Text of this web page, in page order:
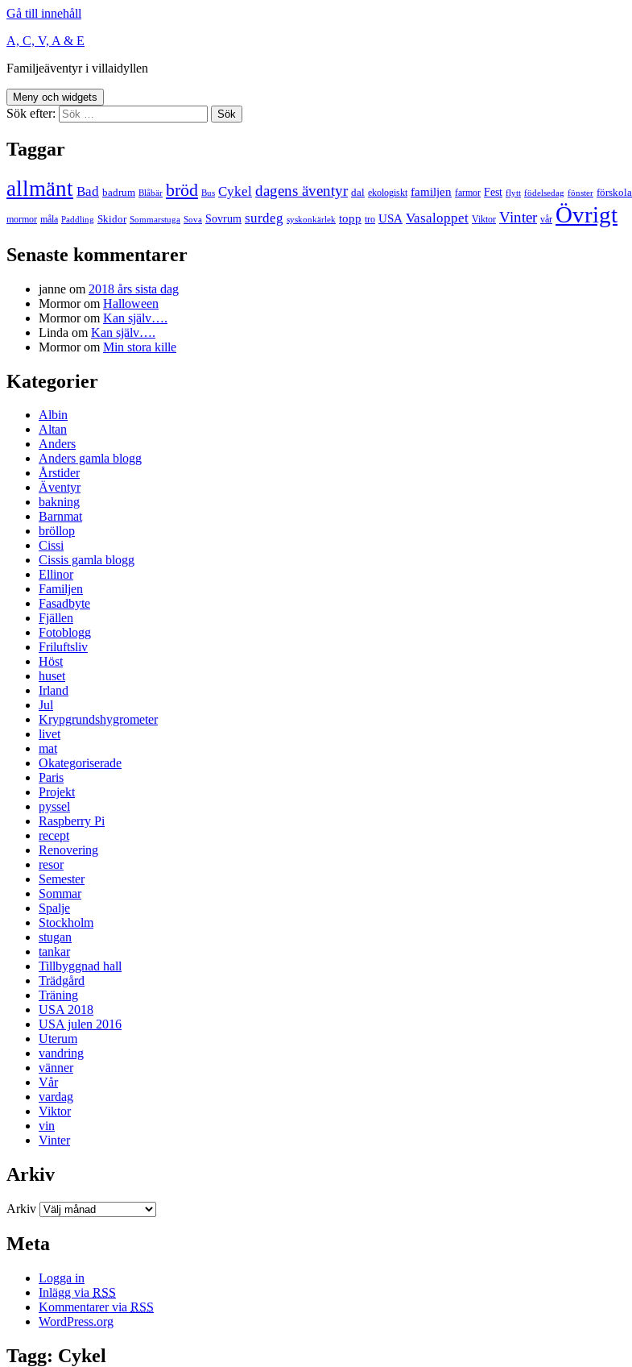
Gå till innehåll
A, C, V, A & E
Familjeäventyr i villaidyllen
Meny och widgets
Sök efter:
Taggar
allmänt Bad badrum Blåbär bröd Bus Cykel dagens äventyr dal ekologiskt familjen farmor Fest flytt födelsedag fönster förskola
mormor måla Paddling Skidor Sommarstuga Sova Sovrum surdeg syskonkärlek topp tro USA Vasaloppet Viktor Vinter vår Övrigt
Senaste kommentarer
janne om 2018 års sista dag
Mormorom Halloween
Mormorom Kan själv….
Linda om Kan själv….
Mormorom Min stora kille
Kategorier
Albin
Altan
Anders
Anders gamla blogg
Årstider
Äventyr
bakning
Barnmat
bröllop
Cissi
Cissis gamla blogg
Ellinor
Familjen
Fasadbyte
Fjällen
Fotoblogg
Friluftsliv
Höst
huset
Irland
Jul
Krypgrundshygrometer
livet
mat
Okategoriserade
Paris
Projekt
pyssel
Raspberry Pi
recept
Renovering
resor
Semester
Sommar
Spalje
Stockholm
stugan
tankar
Tillbyggnad hall
Trädgård
Träning
USA 2018
USA julen 2016
Uterum
vandring
vänner
Vår
vardag
Viktor
vin
Vinter
Arkiv
Arkiv
Meta
Logga in
Inlägg via RSS
Kommentarer via RSS
WordPress.org
Tagg: Cykel